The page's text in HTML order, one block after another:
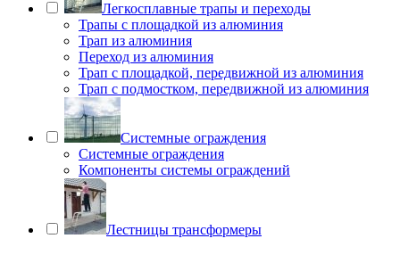
Легкосплавные трапы и переходы
Трапы с площадкой из алюминия
Трап из алюминия
Переход из алюминия
Трап с площадкой, передвижной из алюминия
Трап с подмостком, передвижной из алюминия
Системные ограждения
Системные ограждения
Компоненты системы ограждений
Лестницы трансформеры